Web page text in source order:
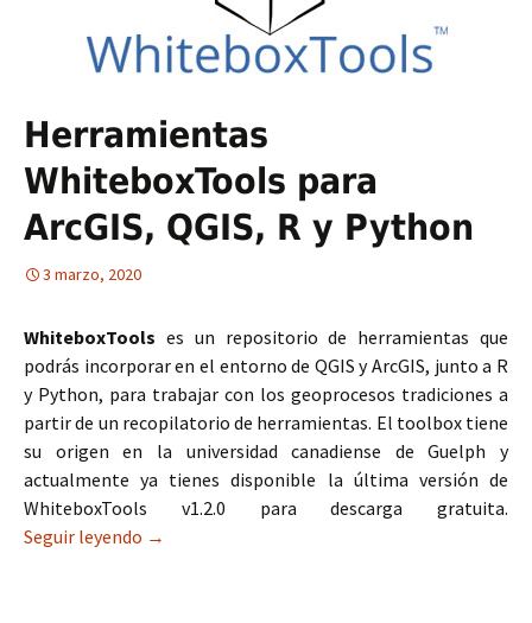
Herramientas
WhiteboxTools para
ArcGIS, QGIS, R y Python
3 marzo, 2020
WhiteboxTools es un repositorio de herramientas que
podrás incorporar en el entorno de QGIS y ArcGIS, junto a R
y Python, para trabajar con los geoprocesos tradiciones a
partir de un recopilatorio de herramientas. El toolbox tiene
su origen en la universidad canadiense de Guelph y
actualmente ya tienes disponible la última versión de
WhiteboxTools v1.2.0 para descarga gratuita.
Seguir leyendo Herramientas WhiteboxTools para ArcGIS,
→